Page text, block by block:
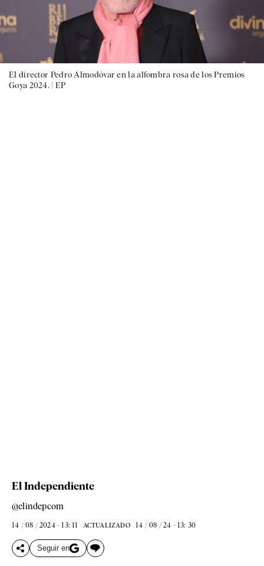
El director Pedro Almodóvar en la alfombra rosa de los Premios
Goya 2024. | EP
El Independiente
@elindepcom
14 / 08 / 2024 - 13: 11 ACTUALIZADO 14 / 08 / 24 - 13: 30
Seguir en